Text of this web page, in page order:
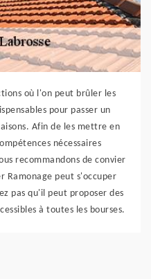
où l'on peut brûler les
pour passer un
Afin de les mettre en
nécessaires
recommandons de convier
Ramonage peut s'occuper
pas qu'il peut proposer des
à toutes les bourses.